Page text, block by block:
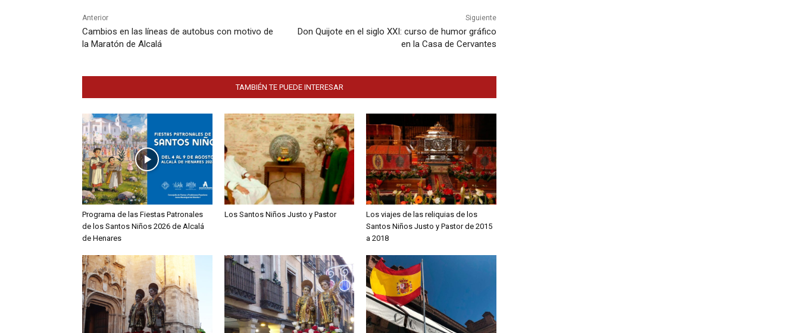
Anterior
Cambios en las líneas de autobus con motivo de
la Maratón de Alcalá
Siguiente
Don Quijote en el siglo XXI: curso de humor gráfico
en la Casa de Cervantes
TAMBIÉN TE PUEDE INTERESAR
Programa de las Fiestas Patronales
de los Santos Niños 2026 de Alcalá
de Henares
Los Santos Niños Justo y Pastor
Los viajes de las reliquias de los
Santos Niños Justo y Pastor de 2015
a 2018